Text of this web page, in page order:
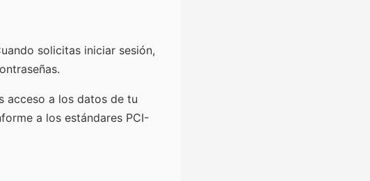
solicitas iniciar sesión,
acceso a los datos de tu
a los estándares PCI-